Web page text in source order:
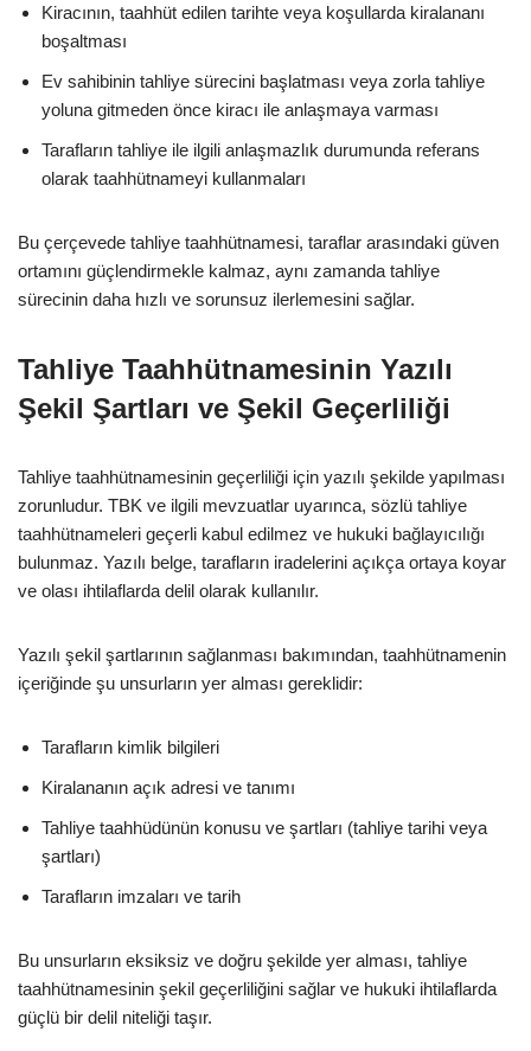
Kiracının, taahhüt edilen tarihte veya koşullarda kiralananı
boşaltması
Ev sahibinin tahliye sürecini başlatması veya zorla tahliye
yoluna gitmeden önce kiracı ile anlaşmaya varması
Tarafların tahliye ile ilgili anlaşmazlık durumunda referans
olarak taahhütnameyi kullanmaları
Bu çerçevede tahliye taahhütnamesi, taraflar arasındaki güven
ortamını güçlendirmekle kalmaz, aynı zamanda tahliye
sürecinin daha hızlı ve sorunsuz ilerlemesini sağlar.
Tahliye Taahhütnamesinin Yazılı
Şekil Şartları ve Şekil Geçerliliği
Tahliye taahhütnamesinin geçerliliği için yazılı şekilde yapılması
zorunludur. TBK ve ilgili mevzuatlar uyarınca, sözlü tahliye
taahhütnameleri geçerli kabul edilmez ve hukuki bağlayıcılığı
bulunmaz. Yazılı belge, tarafların iradelerini açıkça ortaya koyar
ve olası ihtilaflarda delil olarak kullanılır.
Yazılı şekil şartlarının sağlanması bakımından, taahhütnamenin
içeriğinde şu unsurların yer alması gereklidir:
Tarafların kimlik bilgileri
Kiralananın açık adresi ve tanımı
Tahliye taahhüdünün konusu ve şartları (tahliye tarihi veya
şartları)
Tarafların imzaları ve tarih
Bu unsurların eksiksiz ve doğru şekilde yer alması, tahliye
taahhütnamesinin şekil geçerliliğini sağlar ve hukuki ihtilaflarda
güçlü bir delil niteliği taşır.